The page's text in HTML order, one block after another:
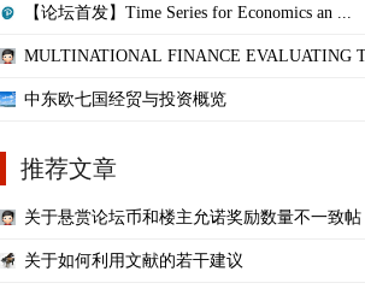
【论坛首发】Time Series for Economics an ...
MULTINATIONAL FINANCE EVALUATING
中东欧七国经贸与投资概览
推荐文章
关于悬赏论坛币和楼主允诺奖励数量不一致帖
关于如何利用文献的若干建议